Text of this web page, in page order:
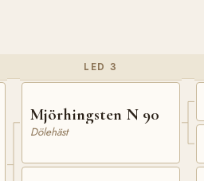
LED 3
Mjörhingsten N 90
Dölehäst